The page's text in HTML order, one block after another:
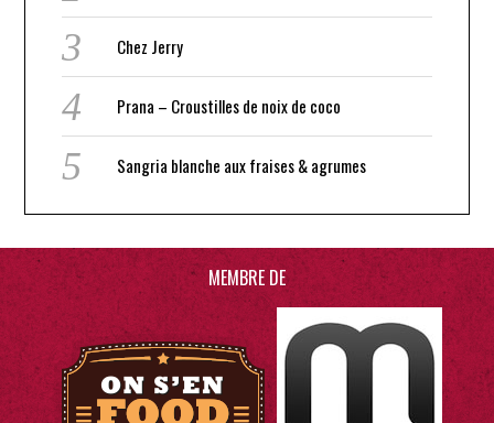
Chez Jerry
Prana – Croustilles de noix de coco
Sangria blanche aux fraises & agrumes
MEMBRE DE